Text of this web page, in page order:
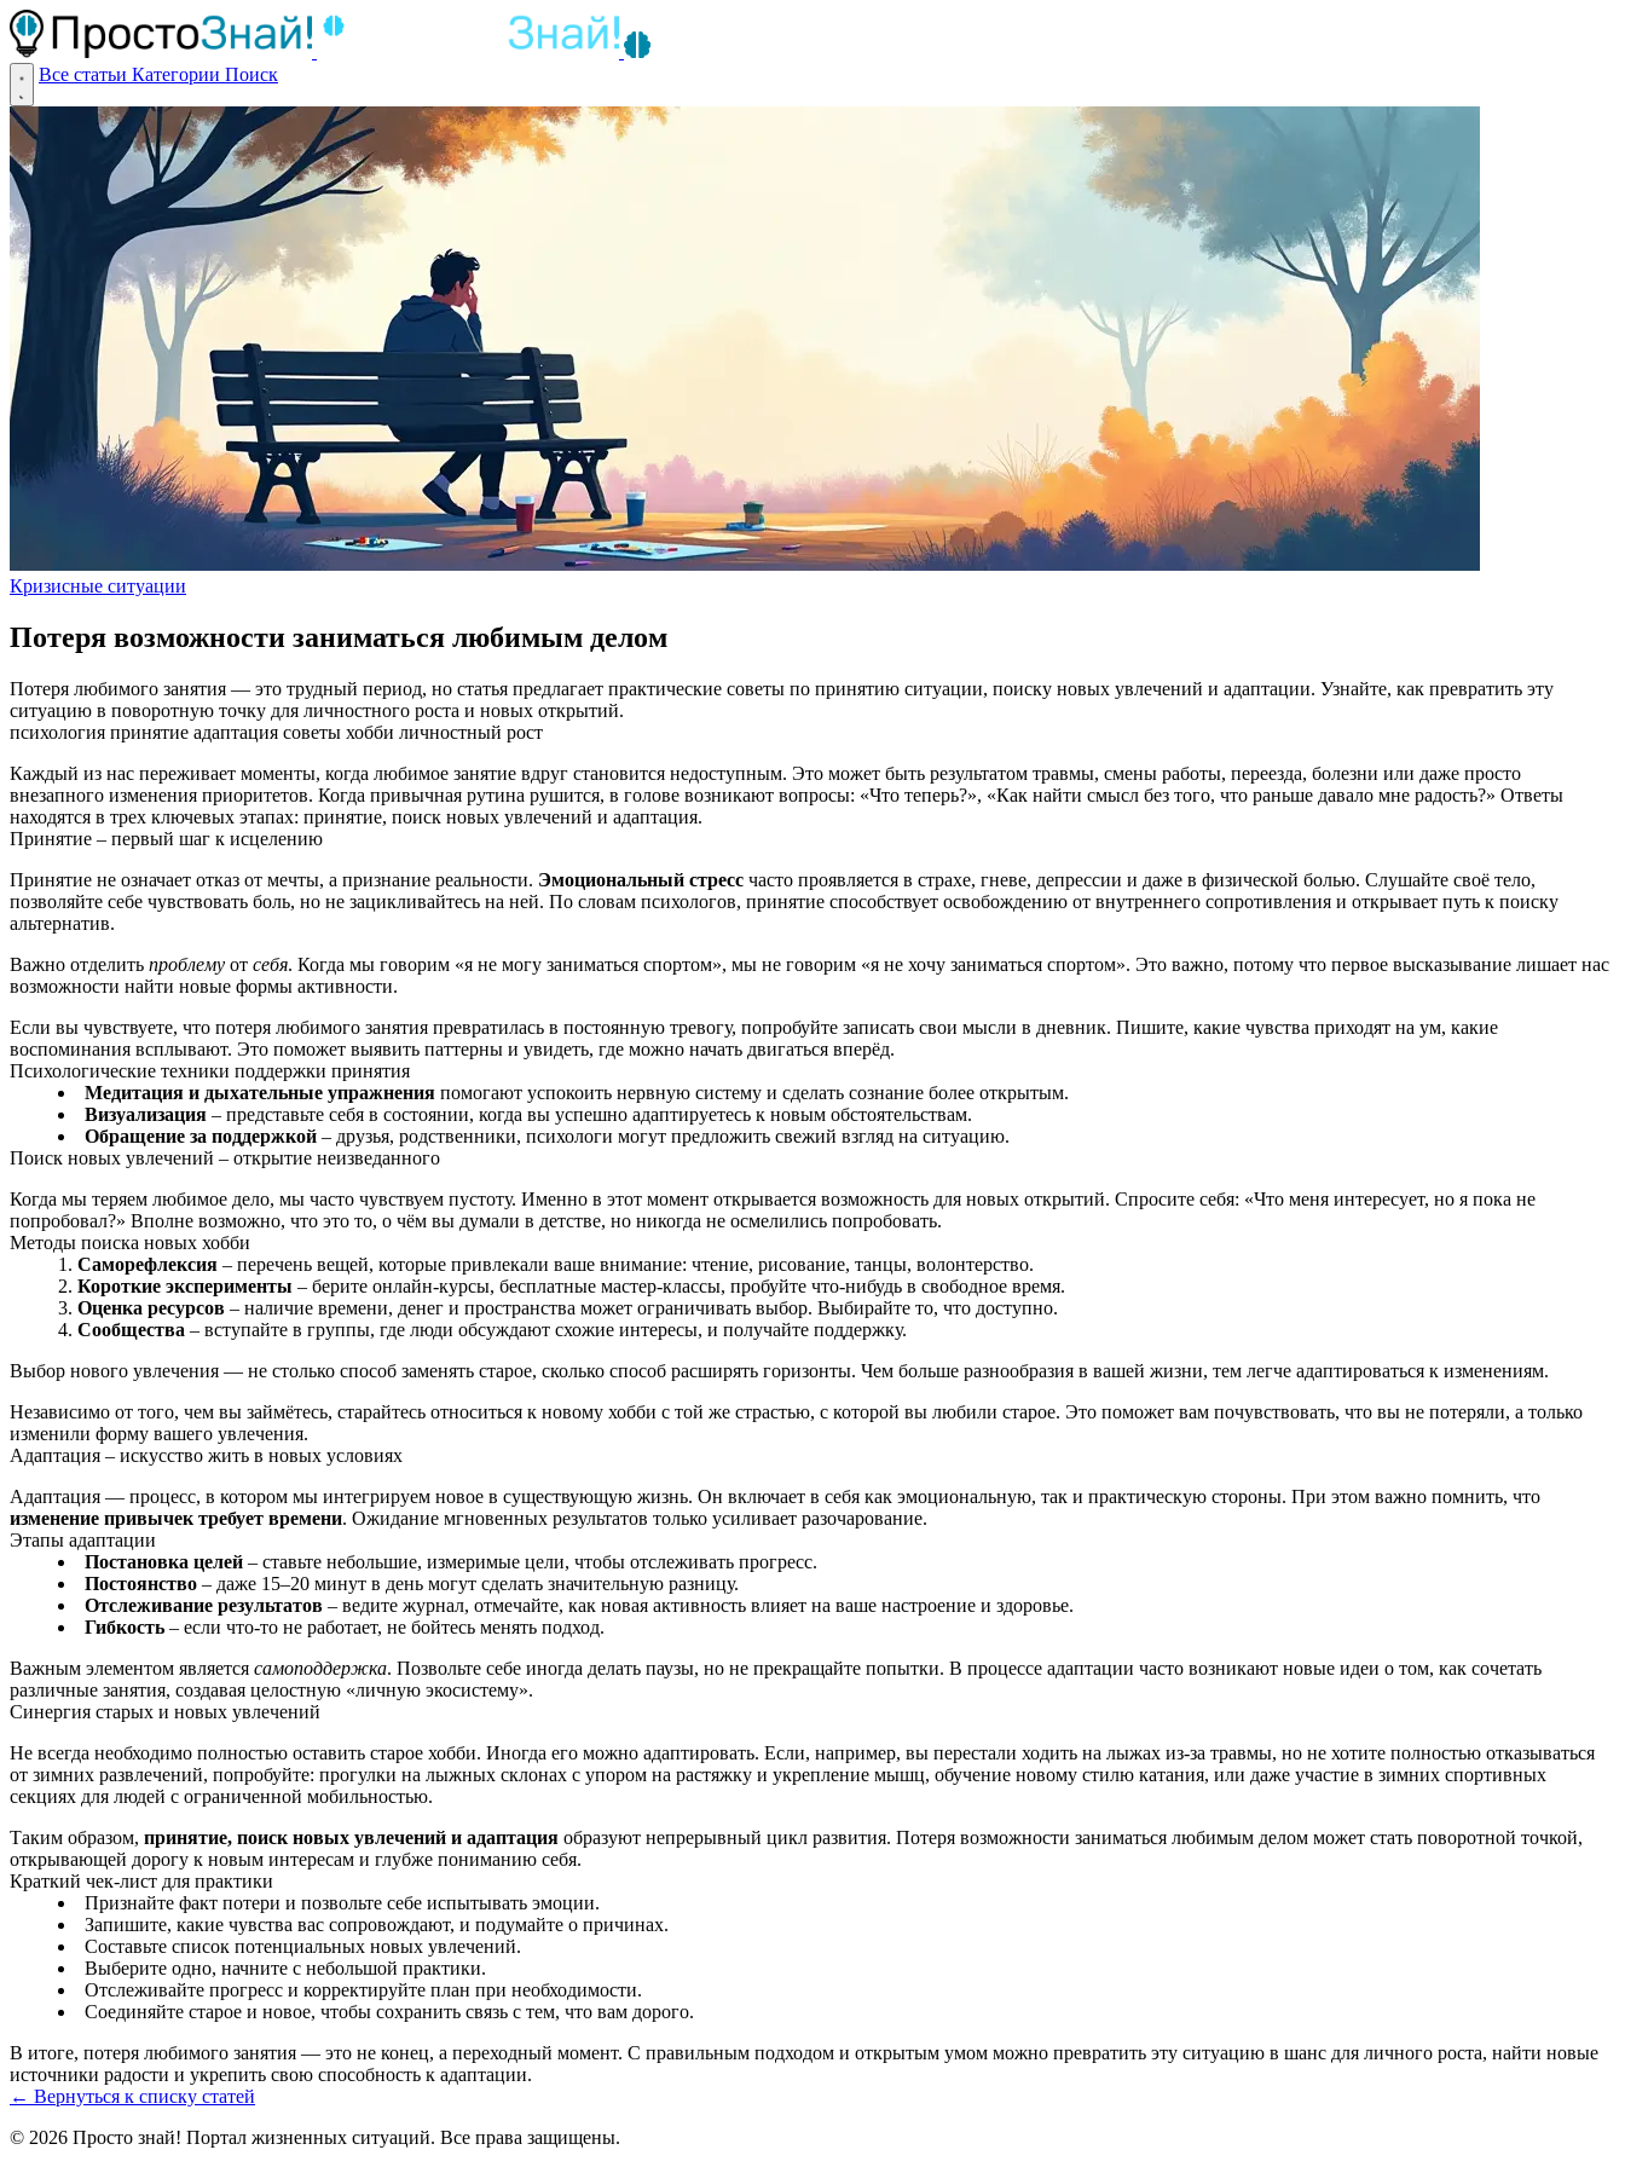
Все статьи Категории Поиск
Кризисные ситуации
Потеря возможности заниматься любимым делом
Потеря любимого занятия — это трудный период, но статья предлагает практические советы по принятию ситуации, поиску новых увлечений и адаптации. Узнайте, как превратить эту
ситуацию в поворотную точку для личностного роста и новых открытий.
психология принятие адаптация советы хобби личностный рост
Каждый из нас переживает моменты, когда любимое занятие вдруг становится недоступным. Это может быть результатом травмы, смены работы, переезда, болезни или даже просто
внезапного изменения приоритетов. Когда привычная рутина рушится, в голове возникают вопросы: «Что теперь?», «Как найти смысл без того, что раньше давало мне радость?» Ответы
находятся в трех ключевых этапах: принятие, поиск новых увлечений и адаптация.
Принятие – первый шаг к исцелению
Принятие не означает отказ от мечты, а признание реальности. Эмоциональный стресс часто проявляется в страхе, гневе, депрессии и даже в физической болью. Слушайте своё тело,
позволяйте себе чувствовать боль, но не зацикливайтесь на ней. По словам психологов, принятие способствует освобождению от внутреннего сопротивления и открывает путь к поиску
альтернатив.
Важно отделить проблему от себя. Когда мы говорим «я не могу заниматься спортом», мы не говорим «я не хочу заниматься спортом». Это важно, потому что первое высказывание лишает нас
возможности найти новые формы активности.
Если вы чувствуете, что потеря любимого занятия превратилась в постоянную тревогу, попробуйте записать свои мысли в дневник. Пишите, какие чувства приходят на ум, какие
воспоминания всплывают. Это поможет выявить паттерны и увидеть, где можно начать двигаться вперёд.
Психологические техники поддержки принятия
Медитация и дыхательные упражнения помогают успокоить нервную систему и сделать сознание более открытым.
Визуализация – представьте себя в состоянии, когда вы успешно адаптируетесь к новым обстоятельствам.
Обращение за поддержкой – друзья, родственники, психологи могут предложить свежий взгляд на ситуацию.
Поиск новых увлечений – открытие неизведанного
Когда мы теряем любимое дело, мы часто чувствуем пустоту. Именно в этот момент открывается возможность для новых открытий. Спросите себя: «Что меня интересует, но я пока не
попробовал?» Вполне возможно, что это то, о чём вы думали в детстве, но никогда не осмелились попробовать.
Методы поиска новых хобби
Саморефлексия – перечень вещей, которые привлекали ваше внимание: чтение, рисование, танцы, волонтерство.
Короткие эксперименты – берите онлайн-курсы, бесплатные мастер‑классы, пробуйте что-нибудь в свободное время.
Оценка ресурсов – наличие времени, денег и пространства может ограничивать выбор. Выбирайте то, что доступно.
Сообщества – вступайте в группы, где люди обсуждают схожие интересы, и получайте поддержку.
Выбор нового увлечения — не столько способ заменять старое, сколько способ расширять горизонты. Чем больше разнообразия в вашей жизни, тем легче адаптироваться к изменениям.
Независимо от того, чем вы займётесь, старайтесь относиться к новому хобби с той же страстью, с которой вы любили старое. Это поможет вам почувствовать, что вы не потеряли, а только
изменили форму вашего увлечения.
Адаптация – искусство жить в новых условиях
Адаптация — процесс, в котором мы интегрируем новое в существующую жизнь. Он включает в себя как эмоциональную, так и практическую стороны. При этом важно помнить, что
изменение привычек требует времени. Ожидание мгновенных результатов только усиливает разочарование.
Этапы адаптации
Постановка целей – ставьте небольшие, измеримые цели, чтобы отслеживать прогресс.
Постоянство – даже 15–20 минут в день могут сделать значительную разницу.
Отслеживание результатов – ведите журнал, отмечайте, как новая активность влияет на ваше настроение и здоровье.
Гибкость – если что-то не работает, не бойтесь менять подход.
Важным элементом является самоподдержка. Позвольте себе иногда делать паузы, но не прекращайте попытки. В процессе адаптации часто возникают новые идеи о том, как сочетать
различные занятия, создавая целостную «личную экосистему».
Синергия старых и новых увлечений
Не всегда необходимо полностью оставить старое хобби. Иногда его можно адаптировать. Если, например, вы перестали ходить на лыжах из-за травмы, но не хотите полностью отказываться
от зимних развлечений, попробуйте: прогулки на лыжных склонах с упором на растяжку и укрепление мышц, обучение новому стилю катания, или даже участие в зимних спортивных
секциях для людей с ограниченной мобильностью.
Таким образом, принятие, поиск новых увлечений и адаптация образуют непрерывный цикл развития. Потеря возможности заниматься любимым делом может стать поворотной точкой,
открывающей дорогу к новым интересам и глубже пониманию себя.
Краткий чек-лист для практики
Признайте факт потери и позвольте себе испытывать эмоции.
Запишите, какие чувства вас сопровождают, и подумайте о причинах.
Составьте список потенциальных новых увлечений.
Выберите одно, начните с небольшой практики.
Отслеживайте прогресс и корректируйте план при необходимости.
Соединяйте старое и новое, чтобы сохранить связь с тем, что вам дорого.
В итоге, потеря любимого занятия — это не конец, а переходный момент. С правильным подходом и открытым умом можно превратить эту ситуацию в шанс для личного роста, найти новые
источники радости и укрепить свою способность к адаптации.
← Вернуться к списку статей
© 2026 Просто знай! Портал жизненных ситуаций. Все права защищены.